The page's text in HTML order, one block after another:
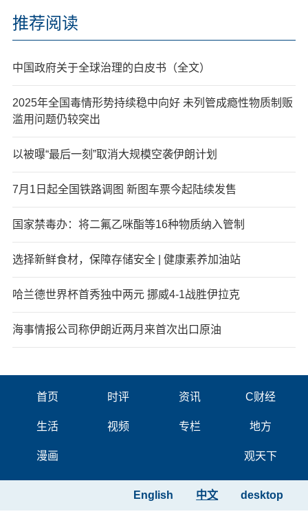
推荐阅读
中国政府关于全球治理的白皮书（全文）
2025年全国毒情形势持续稳中向好 未列管成瘾性物质制贩
滥用问题仍较突出
以被曝“最后一刻”取消大规模空袭伊朗计划
7月1日起全国铁路调图 新图车票今起陆续发售
国家禁毒办：将二氟乙咪酯等16种物质纳入管制
选择新鲜食材，保障存储安全 | 健康素养加油站
哈兰德世界杯首秀独中两元 挪威4-1战胜伊拉克
海事情报公司称伊朗近两月来首次出口原油
首页 时评 资讯 C财经
生活 视频 专栏 地方
漫画 观天下
desktop
中文
English